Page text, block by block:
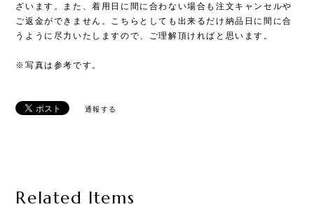
ざいます。また、着用日に間に合わない場合も注文キャンセルや
ご返金ができません。こちらとしても出来るだけ納品日に間に合
うように尽力いたしますので、ご理解頂ければと思います。
※写真は参考です。
通報する
Related Items